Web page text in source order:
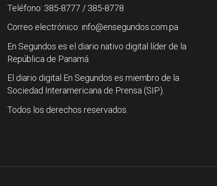
Teléfono: 385-8777 / 385-8778
Correo electrónico: info@ensegundos.com.pa
En Segundos es el diario nativo digital líder de la
República de Panamá.
El diario digital En Segundos es miembro de la
Sociedad Interamericana de Prensa (SIP).
Todos los derechos reservados.